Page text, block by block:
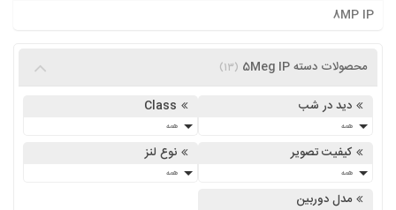
8MP IP
محصولات دسته 5Meg IP (13)
دید در شب
همه
Class
همه
کیفیت تصویر
همه
نوع لنز
همه
مدل دوربین